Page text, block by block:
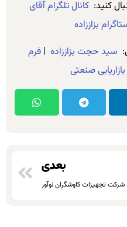
کنید:کانال تلگرام آقای
بزاززاده
سید حجت بزاززاده |فرم
صنعتی
بعدی
شرکت تجهیزات کاوشگران نوآور